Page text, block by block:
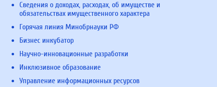
Сведения о доходах, расходах, об имуществе и
обязательствах имущественного характера
Горячая линия Минобрнауки РФ
Бизнес инкубатор
Научно-инновационные разработки
Инклюзивное образование
Управление информационных ресурсов